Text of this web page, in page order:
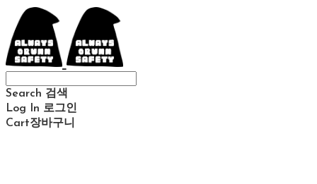
Search 검색
Log In 로그인
Cart장바구니